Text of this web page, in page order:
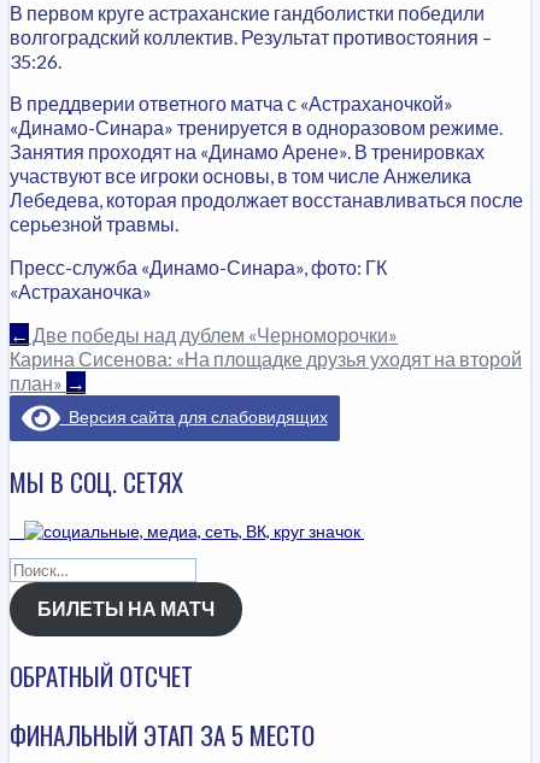
В первом круге астраханские гандболистки победили
волгоградский коллектив. Результат противостояния –
35:26.
В преддверии ответного матча с «Астраханочкой»
«Динамо-Синара» тренируется в одноразовом режиме.
Занятия проходят на «Динамо Арене». В тренировках
участвуют все игроки основы, в том числе Анжелика
Лебедева, которая продолжает восстанавливаться после
серьезной травмы.
Пресс-служба «Динамо-Синара», фото: ГК
«Астраханочка»
НАВИГАЦИЯ
ПО
ЗАПИСЯМ
← Две победы над дублем «Черноморочки»
Карина Сисенова: «На площадке друзья уходят на второй
план» →
Версия сайта для слабовидящих
МЫ В СОЦ. СЕТЯХ
Найти:
БИЛЕТЫ НА МАТЧ
ОБРАТНЫЙ ОТСЧЕТ
ФИНАЛЬНЫЙ ЭТАП ЗА 5 МЕСТО